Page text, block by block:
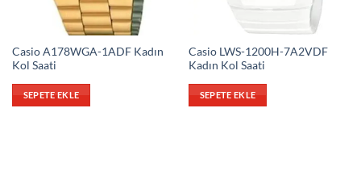
Casio A178WGA-1ADF Kadın
Kol Saati
SEPETE EKLE
Casio LWS-1200H-7A2VDF
Kadın Kol Saati
SEPETE EKLE